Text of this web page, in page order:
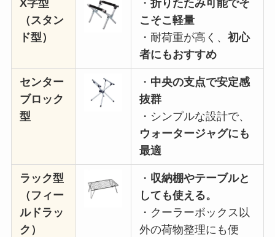
X字型
（スタン
ド型）
・折りたたみ可能でそ
こそこ軽量
・耐荷重が高く、初心
者にもおすすめ
センター
ブロック
型
・ 中央の支点で安定感
抜群
・シンプルな設計で、
ウォータージャグにも
最適
ラック型
（フィー
ルドラッ
ク）
・ 収納棚やテーブルと
しても使える。
・クーラーボックス以
外の荷物整理にも便